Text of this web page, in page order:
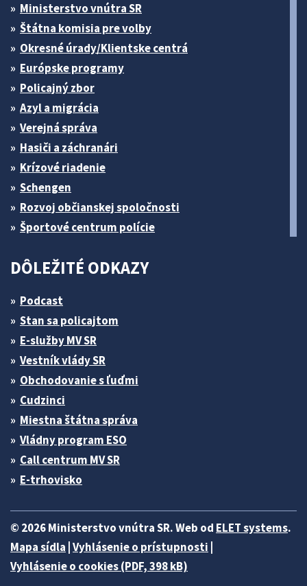
Ministerstvo vnútra SR
Štátna komisia pre volby
Okresné úrady/Klientske centrá
Európske programy
Policajný zbor
Azyl a migrácia
Verejná správa
Hasiči a záchranári
Krízové riadenie
Schengen
Rozvoj občianskej spoločnosti
Športové centrum polície
DÔLEŽITÉ ODKAZY
Podcast
Stan sa policajtom
E-služby MV SR
Vestník vlády SR
Obchodovanie s ľuďmi
Cudzinci
Miestna štátna správa
Vládny program ESO
Call centrum MV SR
E-trhovisko
© 2026 Ministerstvo vnútra SR. Web od ELET systems.
Mapa sídla Vyhlásenie o prístupnosti
Vyhlásenie o cookies (PDF, 398 kB)